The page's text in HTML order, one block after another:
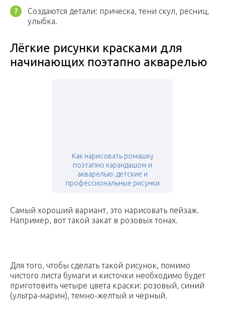
Создаются детали: прическа, тени скул, ресниц,
улыбка.
Лёгкие рисунки красками для
начинающих поэтапно акварелью
Как нарисовать ромашку
поэтапно карандашом и
акварелью: детские и
профессиональные рисунки
Самый хороший вариант, это нарисовать пейзаж.
Например, вот такой закат в розовых тонах.
Для того, чтобы сделать такой рисунок, помимо
чистого листа бумаги и кисточки необходимо будет
приготовить четыре цвета краски: розовый, синий
(ультра-марин), темно-желтый и черный.